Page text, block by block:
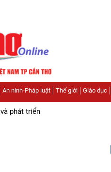
An ninh-Pháp luật Thế giới Giáo dục
phát triển